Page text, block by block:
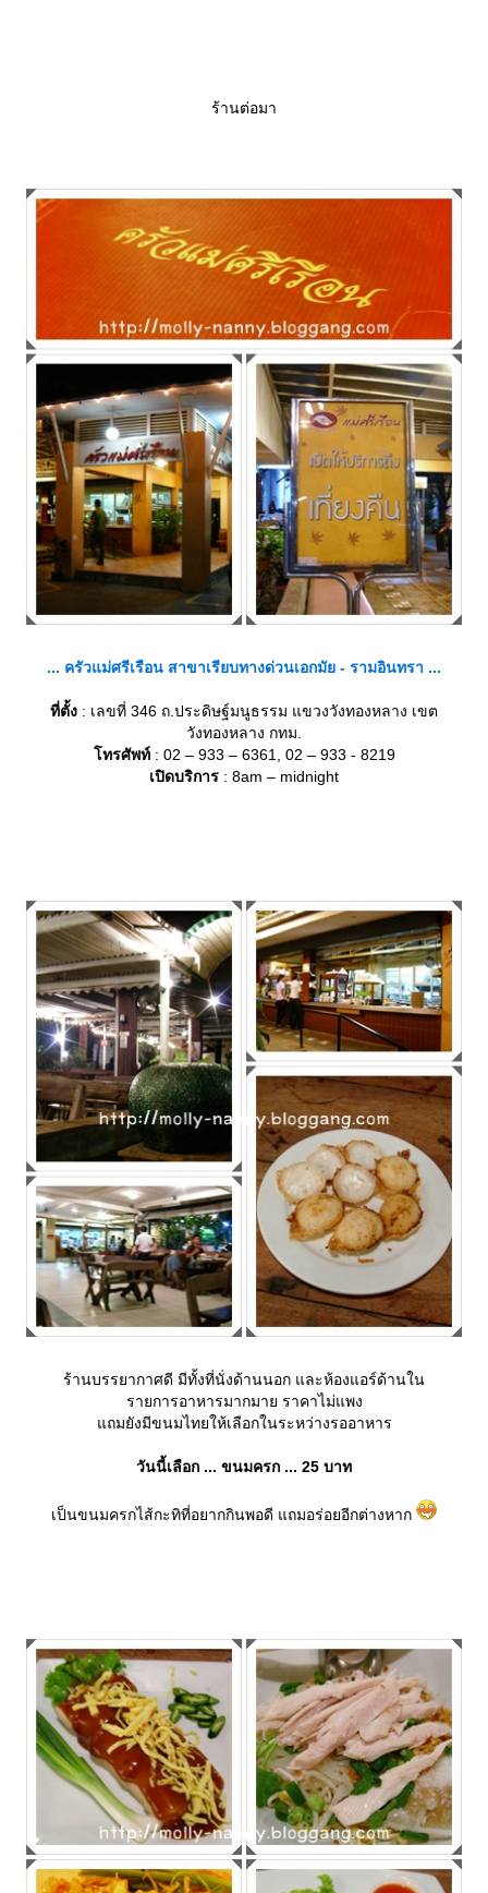
ร้านต่อมา
... ครัวแม่ศรีเรือน สาขาเรียบทางด่วนเอกมัย - รามอินทรา ...
ที่ตั้ง : เลขที่ 346 ถ.ประดิษฐ์มนูธรรม แขวงวังทองหลาง เขต
วังทองหลาง กทม.
ทรศัพท์: 02 – 933 – 6361, 02 – 933 - 8219
เปิดบริการ : 8am – midnight
ร้านบรรยากาศดี มีทั้งที่นั่งด้านนอก และห้องแอร์ด้านใน
รายการอาหารมากมาย ราคาไม่แพง
ถมยังมีขนมไทยให้เลือกในระหว่างรออาหาร
วันนี้เลือก ... ขนมครก ... 25 บาท
เป็นขนมครกไส้กะทิที่อยากกินพอดี แถมอร่อยอีกต่างหาก